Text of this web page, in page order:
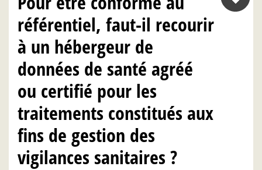
référentiel, faut-il recourir
à un hébergeur de
données de santé agréé
ou certifié pour les
traitements constitués aux
fins de gestion des
vigilances sanitaires ?